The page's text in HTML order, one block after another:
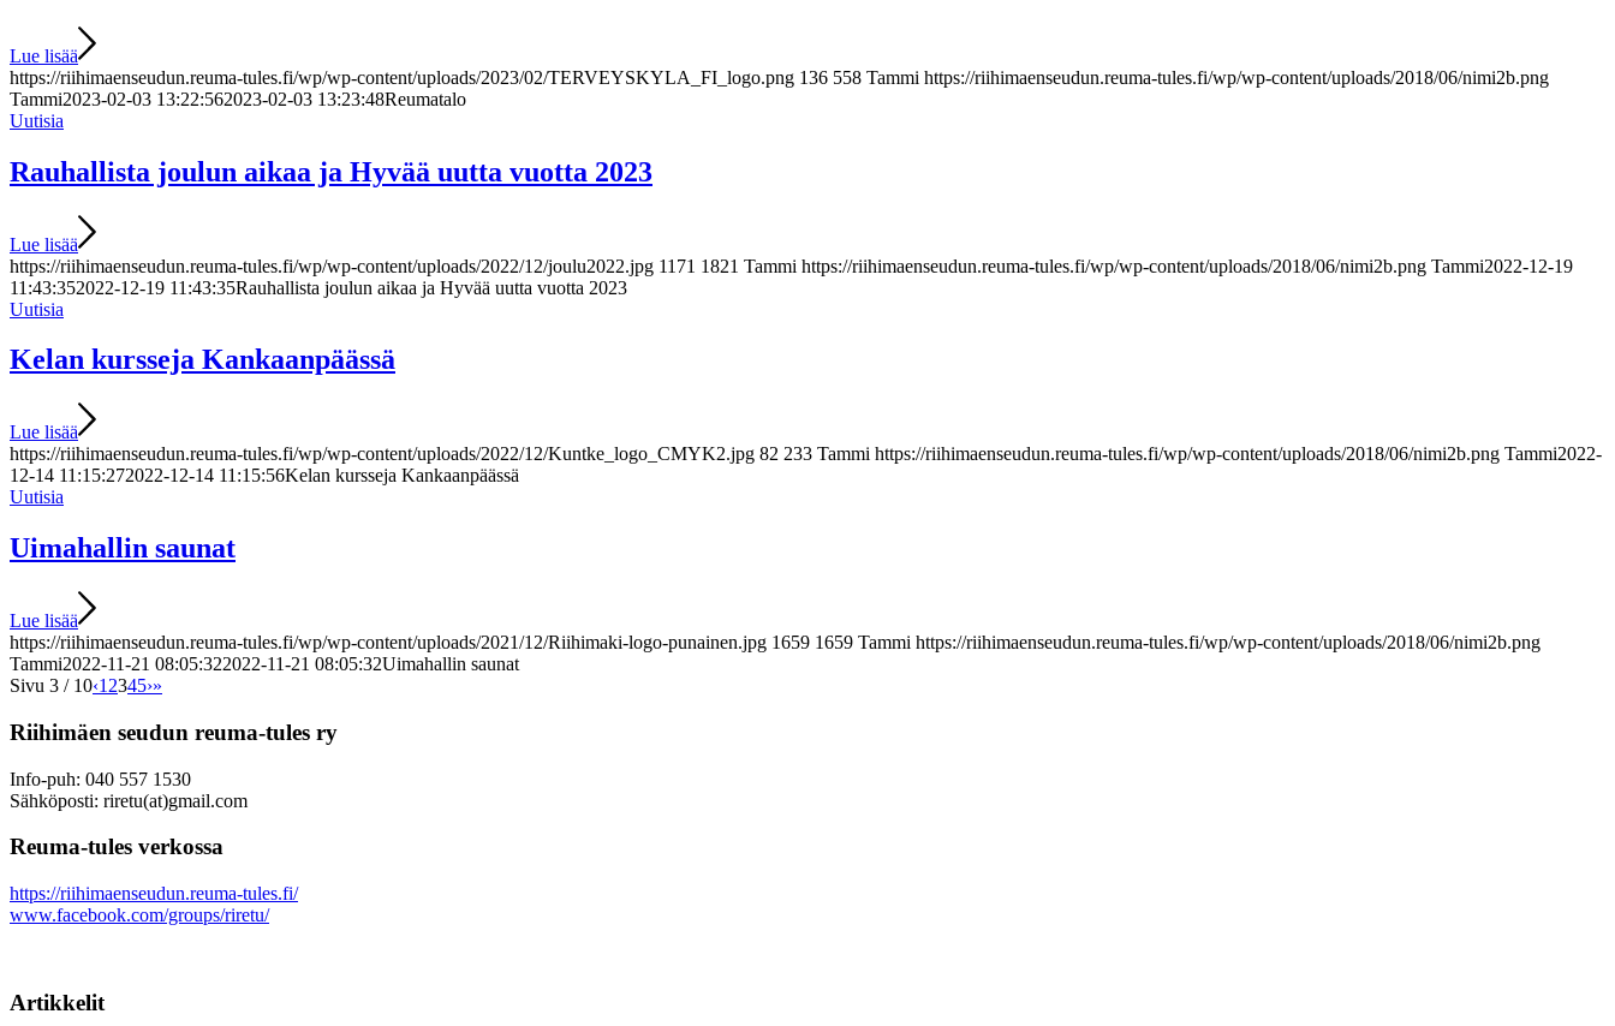
Lue lisää
https://riihimaenseudun.reuma-tules.fi/wp/wp-content/uploads/2023/02/TERVEYSKYLA_FI_logo.png 136 558 Tammi https://riihimaenseudun.reuma-tules.fi/wp/wp-content/uploads/2018/06/nimi2b.png
Tammi2023-02-03 13:22:562023-02-03 13:23:48Reumatalo
Uutisia
Rauhallista joulun aikaa ja Hyvää uutta vuotta 2023
Lue lisää
https://riihimaenseudun.reuma-tules.fi/wp/wp-content/uploads/2022/12/joulu2022.jpg 1171 1821 Tammi https://riihimaenseudun.reuma-tules.fi/wp/wp-content/uploads/2018/06/nimi2b.png Tammi2022-12-19
11:43:352022-12-19 11:43:35Rauhallista joulun aikaa ja Hyvää uutta vuotta 2023
Uutisia
Kelan kursseja Kankaanpäässä
Lue lisää
https://riihimaenseudun.reuma-tules.fi/wp/wp-content/uploads/2022/12/Kuntke_logo_CMYK2.jpg 82 233 Tammi https://riihimaenseudun.reuma-tules.fi/wp/wp-content/uploads/2018/06/nimi2b.png Tammi2022-
12-14 11:15:272022-12-14 11:15:56Kelan kursseja Kankaanpäässä
Uutisia
Uimahallin saunat
Lue lisää
https://riihimaenseudun.reuma-tules.fi/wp/wp-content/uploads/2021/12/Riihimaki-logo-punainen.jpg 1659 1659 Tammi https://riihimaenseudun.reuma-tules.fi/wp/wp-content/uploads/2018/06/nimi2b.png
Tammi2022-11-21 08:05:322022-11-21 08:05:32Uimahallin saunat
Sivu 3 / 10‹1 2345›»
Riihimäen seudun reuma-tules ry
Info-puh: 040 557 1530
Sähköposti: riretu(at)gmail.com
Reuma-tules verkossa
https://riihimaenseudun.reuma-tules.fi/
www.facebook.com/groups/riretu/
Artikkelit